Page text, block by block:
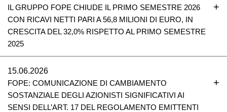
IL GRUPPO FOPE CHIUDE IL PRIMO SEMESTRE 2026
CON RICAVI NETTI PARI A 56,8 MILIONI DI EURO, IN
CRESCITA DEL 32,0% RISPETTO AL PRIMO SEMESTRE
2025
15.06.2026
FOPE: COMUNICAZIONE DI CAMBIAMENTO
SOSTANZIALE DEGLI AZIONISTI SIGNIFICATIVI AI
SENSI DELL’ART. 17 DEL REGOLAMENTO EMITTENTI